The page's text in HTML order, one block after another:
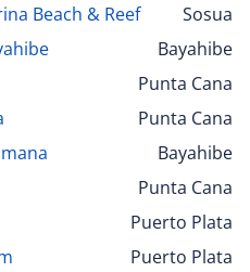
Beach & Reef
Sosua
Bayahibe
Punta Cana
Punta Cana
Bayahibe
Punta Cana
Puerto Plata
Puerto Plata